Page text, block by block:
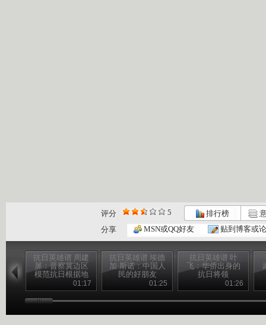
评分 5 排行榜
分享
MSN或QQ好友 贴到博客或
抗日英雄谱 周建
屏：晋察冀边区
模范抗日根据地
的创建人01:17
抗日英雄谱 埃德
加·斯诺：中国人
民的好朋友
01:25
抗日英雄谱 叶
飞：华侨出身的
抗日将领
01:26